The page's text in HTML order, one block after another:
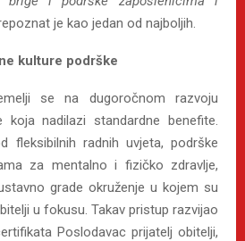
je kao jedan od najboljih.
kulture podrške
se na dugoročnom razvoju
koja nadilazi standardne benefite.
fleksibilnih radnih uvjeta, podrške
za mentalno i fizičko zdravlje,
grade okruženje u kojem su
u fokusu. Takav pristup razvijao
Poslodavac prijatelj obitelji,